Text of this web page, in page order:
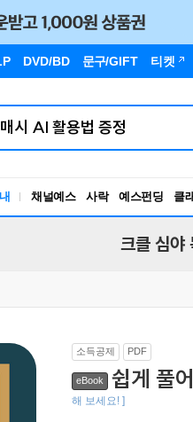
DVD/BD 문구/GIFT 티켓
채널예스 사락 예스펀딩 클
크클 심야
소득공제 PDF
eBook 쉽게 풀
해 보세요! ]